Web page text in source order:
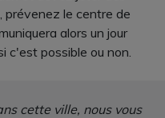
le centre de
alors un jour
c'est possible ou non.
cette ville, nous vous